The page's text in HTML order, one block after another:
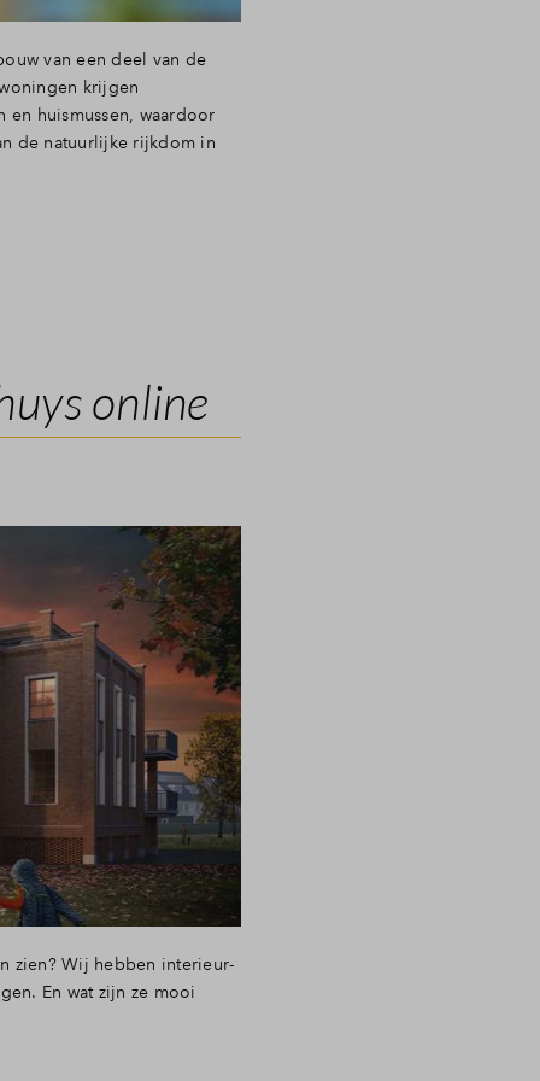
van een deel van de
krijgen
huismussen, waardoor
de natuurlijke rijkdom in
online
zien? Wij hebben interieur-
En wat zijn ze mooi